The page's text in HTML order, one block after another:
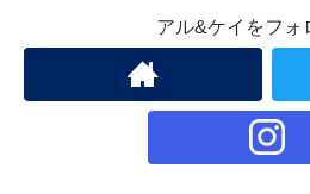
アル&ケイをフォ